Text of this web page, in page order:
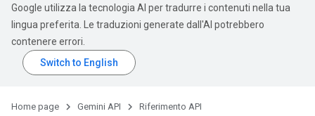
Google utilizza la tecnologia AI per tradurre i contenuti nella tua
lingua preferita. Le traduzioni generate dall'AI potrebbero
contenere errori.
Home page Gemini API Riferimento API